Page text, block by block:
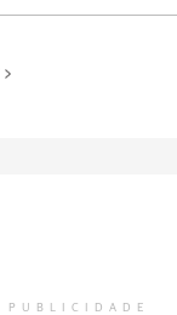
PUBLICIDADE